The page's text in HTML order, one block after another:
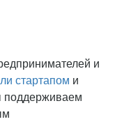
и
стартапом и
поддерживаем